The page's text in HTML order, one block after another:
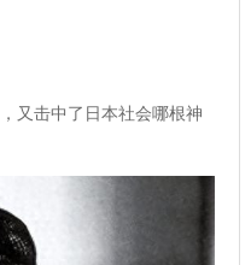
又击中了日本社会哪根神